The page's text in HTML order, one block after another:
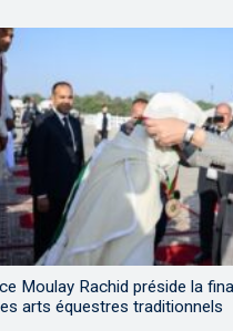
Moulay Rachid préside la
arts équestres traditionnels